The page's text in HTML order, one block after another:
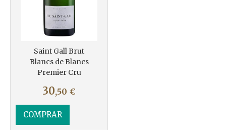
Saint Gall Brut
Blancs de Blancs
Premier Cru
30,50 €
COMPRAR
Más info